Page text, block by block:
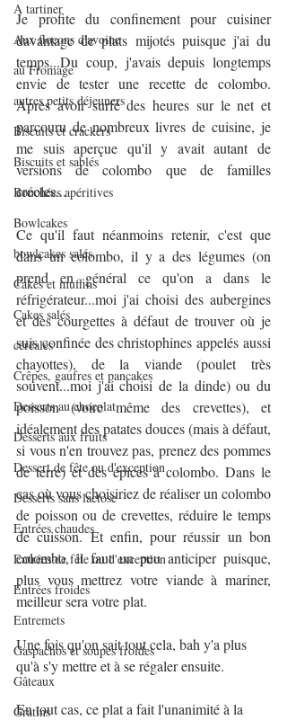
A tartiner
Aux flocons d'avoine
au Fromage
autres petits déjeuners
Biscuits et crackers
Biscuits et sablés
Bouchées apéritives
Bowlcakes
bowlcakes salés
Cakes et muffins
Cakes salés
céréales
Crêpes, gaufres et pancakes
Desserts au chocolat
Desserts aux fruits
Dessert de fête ou d'exception
Desserts sans lactose
Entrées chaudes
Entrées de fête ou d'exception
Entrées froides
Entremets
Gaspachos et soupes froides
Gâteaux
Gratins
Je profite du confinement pour cuisiner
davantage de plats mijotés puisque j'ai du
temps...Du coup, j'avais depuis longtemps
envie de tester une recette de colombo.
Après avoir surfé des heures sur le net et
parcouru de nombreux livres de cuisine, je
me suis aperçue qu'il y avait autant de
versions de colombo que de familles
créoles...
Ce qu'il faut néanmoins retenir, c'est que
dans un colombo, il y a des légumes (on
prend en général ce qu'on a dans le
réfrigérateur...moi j'ai choisi des aubergines
et des courgettes à défaut de trouver où je
suis confinée des christophines appelés aussi
chayottes), de la viande (poulet très
souvent...moi j'ai choisi de la dinde) ou du
poisson (voire même des crevettes), et
idéalement des patates douces (mais à défaut,
si vous n'en trouvez pas, prenez des pommes
de terre) et des épices à colombo. Dans le
cas où vous choisiriez de réaliser un colombo
de poisson ou de crevettes, réduire le temps
de cuisson. Et enfin, pour réussir un bon
colombo, il faut un peu anticiper puisque,
plus vous mettrez votre viande à mariner,
meilleur sera votre plat.
Une fois qu'on sait tout cela, bah y'a plus
qu'à s'y mettre et à se régaler ensuite.
En tout cas, ce plat a fait l'unanimité à la